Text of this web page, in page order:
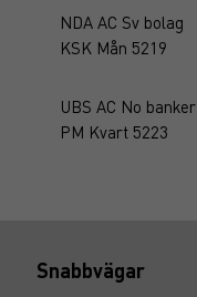
NDA AC Sv bolag
KSK Mån 5219
UBS AC No banker
PM Kvart 5223
Snabbvägar